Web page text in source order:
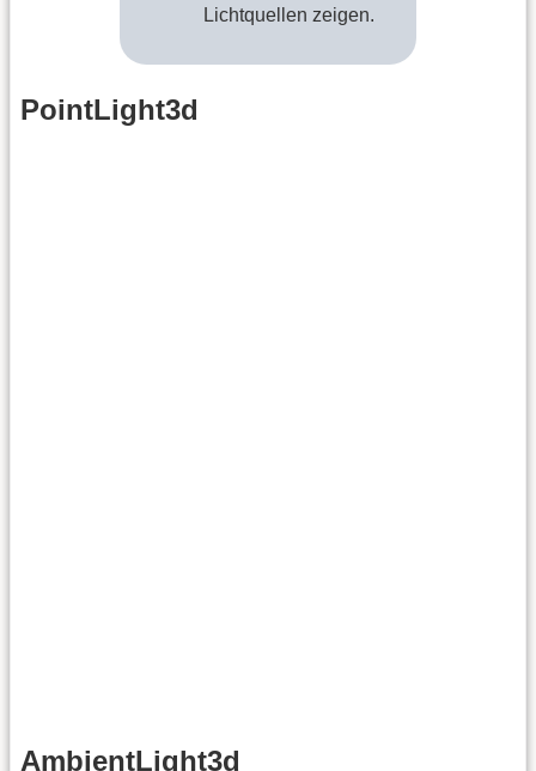
Lichtquellen zeigen.
PointLight3d
AmbientLight3d